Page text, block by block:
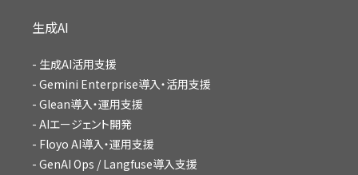
生成AI
生成AI活用支援
Gemini Enterprise導入・活用支援
Glean導入・運用支援
AIエージェント開発
Floyo AI導入・運用支援
GenAI Ops / Langfuse導入支援